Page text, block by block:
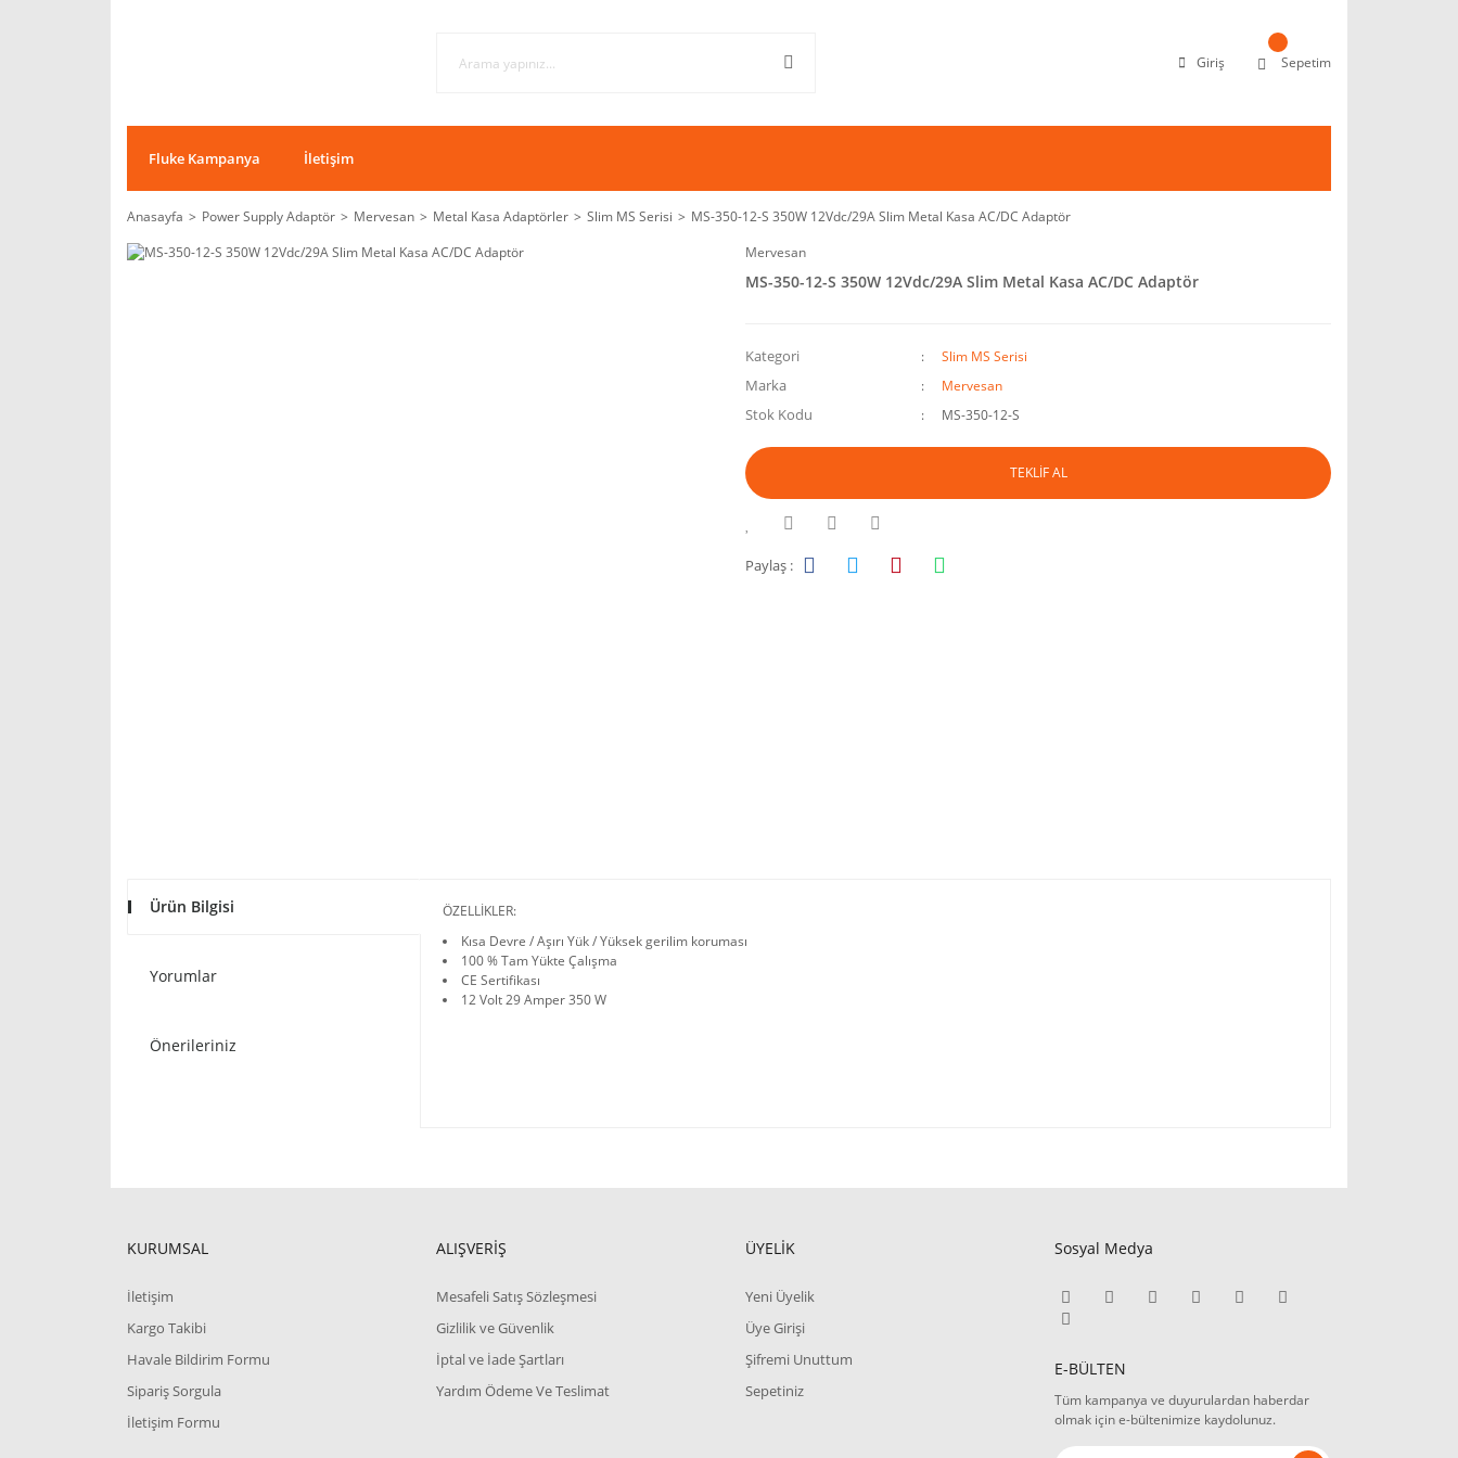
Giriş Sepetim
Fluke Kampanya İletişim
Anasayfa Power Supply Adaptör Mervesan Metal Kasa Adaptörler Slim MS Serisi
MS-350-12-S 350W 12Vdc/29A Slim Metal Kasa AC/DC Adaptör
Mervesan
MS-350-12-S 350W 12Vdc/29A Slim Metal Kasa AC/DC Adaptör
Kategori Slim MS Serisi
Marka Mervesan
Stok Kodu MS-350-12-S
TEKLİF AL
Paylaş :
Ürün Bilgisi
Yorumlar
Önerileriniz
ÖZELLİKLER:
Kısa Devre / Aşırı Yük / Yüksek gerilim koruması
100 % Tam Yükte Çalışma
CE Sertifikası
12 Volt 29 Amper 350 W
KURUMSAL
İletişim
Kargo Takibi
Havale Bildirim Formu
Sipariş Sorgula
İletişim Formu
ALIŞVERİŞ
Mesafeli Satış Sözleşmesi
Gizlilik ve Güvenlik
İptal ve İade Şartları
Yardım Ödeme Ve Teslimat
ÜYELİK
Yeni Üyelik
Üye Girişi
Şifremi Unuttum
Sepetiniz
Sosyal Medya
E-BÜLTEN
Tüm kampanya ve duyurulardan haberdar
olmak için e-bültenimize kaydolunuz.